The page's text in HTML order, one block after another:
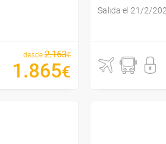
desde 2.163€
1 .865€
Salida el 21/2/